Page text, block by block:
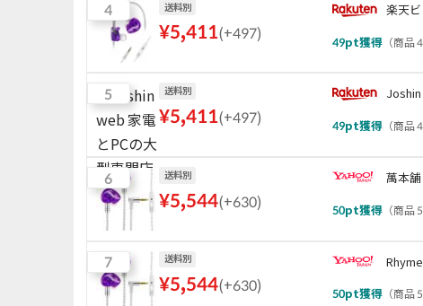
4 送料別
¥5,411(+497)
楽天
49pt獲得 （商品
5 送料別
¥5,411(+497)
49pt獲得 （商品
6 送料別
¥5,544(+630)
萬本舗
50pt獲得 （商品
7 送料別
¥5,544(+630)
50pt獲得 （商品